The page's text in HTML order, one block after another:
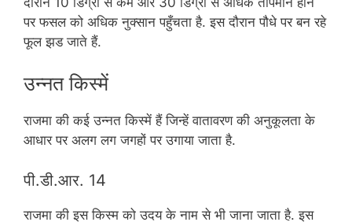
पर फसल को अधिक नुक्सान पहुँचता है. इस दौरान पौधे पर बन रहे
फूल झड जाते हैं.
उन्नत किस्में
राजमा की कई उन्नत किस्में हैं जिन्हें वातावरण की अनुकूलता के
आधार पर अलग लग जगहों पर उगाया जाता है.
पी.डी.आर. 14
राजमा की इस किस्म को उदय के नाम से भी जाना जाता है. इस